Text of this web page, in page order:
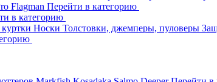
Flagman Перейти в категорию
в категорию
Носки Толстовки, джемперы, пуловеры